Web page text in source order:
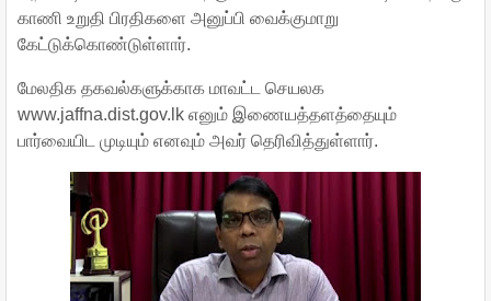
காணி உறுதி பிரதிகளை அனுப்பி வைக்குமாறு
கேட்டுக்கொண்டுள்ளார்.
மேலதிக தகவல்களுக்காக மாவட்ட செயலக
www.jaffna.dist.gov.lk எனும் இணையத்தளத்தையும்
பார்வையிட முடியும் எனவும் அவர் தெரிவித்துள்ளார்.